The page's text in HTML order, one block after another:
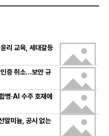
리 교육, 세대갈등
증 취소…보안 규
·AI 수주 호재에
알미늄, 공시 없는